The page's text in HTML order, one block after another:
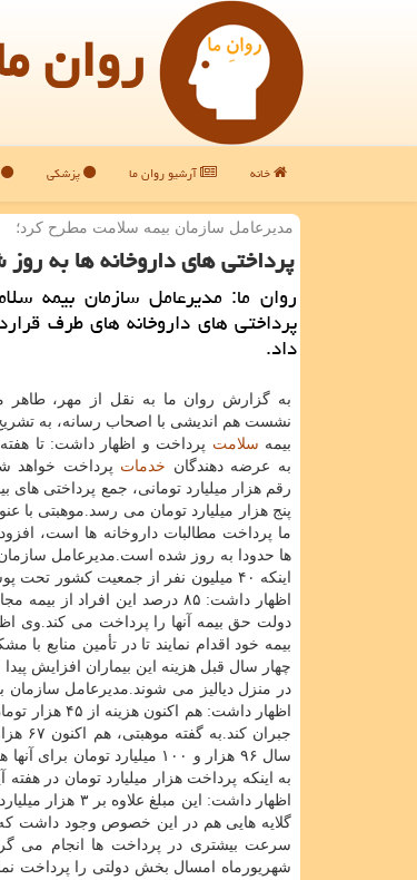
روان
خانه آرشیو روان ما پزشکی
مدیرعامل سازمان بیمه سلامت مطرح كرد؛
پرداختی های داروخانه ها به
روان ما: مدیرعامل سازمان بیمه
پرداختی های داروخانه های طرف
داد.
به گزارش روان ما به نقل از مهر، طاهر
نشست هم اندیشی با اصحاب رسانه، به
بیمه سلامت پرداخت و اظهار داشت: تا هفته
به عرضه دهندگان خدمات پرداخت خواهد
رقم هزار میلیارد تومانی، جمع پرداختی های
پنج هزار میلیارد تومان می رسد.موهبتی با
ما پرداخت مطالبات داروخانه ها است،
ها حدودا به روز شده است.مدیرعامل
اینكه ۴۰ میلیون نفر از جمعیت كشور تحت پوشش بیمه
اظهار داشت: ۸۵ درصد این افراد از
دولت حق بیمه آنها را پرداخت می كند.وی
بیمه خود اقدام نمایند تا در تأمین منابع
چهار سال قبل هزینه این بیماران افزایش پیدا نكرده بود و هم اكنون ۱۶
در منزل دیالیز می شوند.مدیرعامل سازمان
سال ۹۶ هزار و ۱۰۰ میلیارد تومان برای آنها هزینه شده است و تأخیری در
به اینكه پرداخت هزار میلیارد تومان در
اظهار داشت:
گلایه هایی هم در این خصوص وجود داشت
شهریورماه امسال بخش دولتی را پرداخت